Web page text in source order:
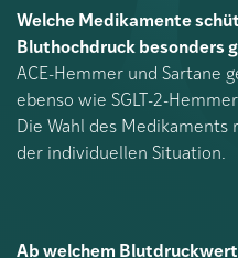
Welche Medikamente
Bluthochdruck besonders
ACE-Hemmer und Sartane
ebenso wie SGLT-2-
Die Wahl des
der individuellen Situation.
Ab welchem